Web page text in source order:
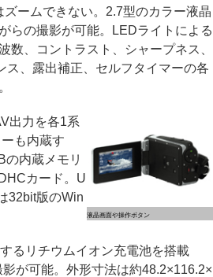
ームできない。2.7型のカラー液晶
らの撮影が可能。LEDライトによる
数、コントラスト、シャープネス、
ス、露出補正、セルフタイマーの各
液晶画面や操作ボタン
出力を各1系
も内蔵す
の内蔵メモリ
カード。U
32bit版のWin
るリチウムイオン充電池を搭載
が可能。外形寸法は約48.2×116.2×